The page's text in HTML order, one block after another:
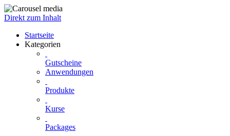
Direkt zum Inhalt
Startseite
Kategorien
Gutscheine
Anwendungen
Produkte
Kurse
Packages